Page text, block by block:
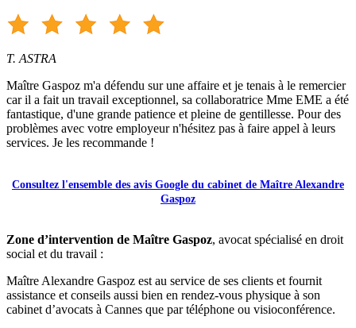
T. ASTRA
Maître Gaspoz m'a défendu sur une affaire et je tenais à le remercier
car il a fait un travail exceptionnel, sa collaboratrice Mme EME a été
fantastique, d'une grande patience et pleine de gentillesse. Pour des
problèmes avec votre employeur n'hésitez pas à faire appel à leurs
services. Je les recommande !
Consultez l'ensemble des avis Google du cabinet de Maître Alexandre
Gaspoz
Zone d’intervention de Maître Gaspoz, avocat spécialisé en droit
social et du travail :
Maître Alexandre Gaspoz est au service de ses clients et fournit
assistance et conseils aussi bien en rendez-vous physique à son
cabinet d’avocats à Cannes que par téléphone ou visioconférence.